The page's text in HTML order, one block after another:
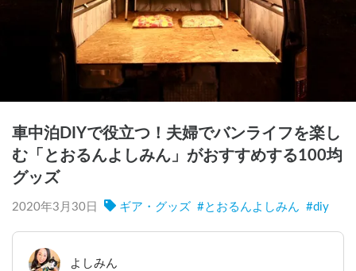
車中泊DIYで役立つ！夫婦でバンライフを楽し
む「とおるんよしみん」がおすすめする100均
グッズ
2020年3月30日 ギア・グッズ #とおるんよしみん #diy
よしみん